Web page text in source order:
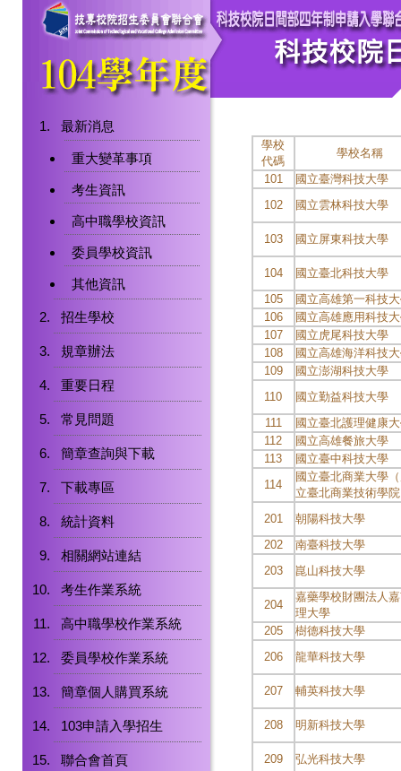
最新消息
重大變革事項
考生資訊
高中職學校資訊
委員學校資訊
其他資訊
招生學校
規章辦法
重要日程
常見問題
簡章查詢與下載
下載專區
統計資料
相關網站連結
考生作業系統
高中職學校作業系統
委員學校作業系統
簡章個人購買系統
103申請入學招生
聯合會首頁
學校
代碼
學校名稱
101
國立臺灣科技大學
102
國立雲林科技大學
103 國立屏東科技大學
104
國立臺北科技大學
105
國立高雄第一科技
106
國立高雄應用科技
107
國立虎尾科技大學
108
國立高雄海洋科技
109
國立澎湖科技大學
110
國立勤益科技大學
111
國立臺北護理健康
112
國立高雄餐旅大學
113
國立臺中科技大學
114
國立臺北商業大學
立臺北商業技術學
201
朝陽科技大學
202
南臺科技大學
203
崑山科技大學
204
嘉藥學校財團法人
理大學
205
樹德科技大學
206
龍華科技大學
207 輔英科技大學
208 明新科技大學
209
弘光科技大學